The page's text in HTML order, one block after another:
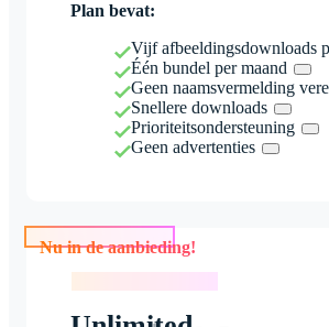
Plan bevat:
Vijf afbeeldingsdownloads
Één bundel per maand
Geen naamsvermelding
Snellere downloads
Prioriteitsondersteuning
Geen advertenties
Nu in de aanbieding!